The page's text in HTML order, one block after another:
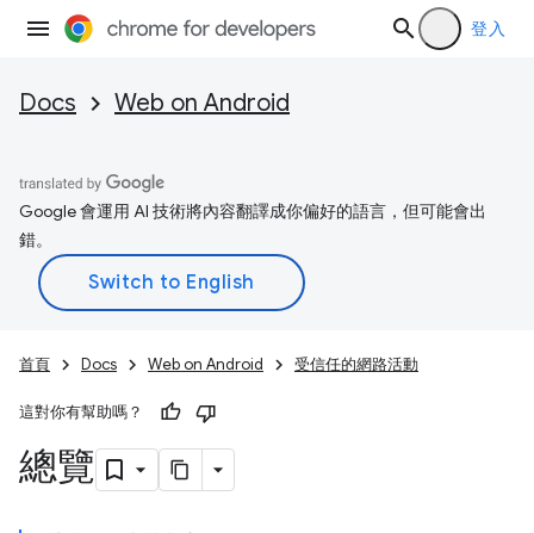
登入
Docs Web on Android
Google 會運用 AI 技術將內容翻譯成你偏好的語言，但可能會出
錯。
首頁 Docs Web on Android 受信任的網路活動
這對你有幫助嗎？
總覽